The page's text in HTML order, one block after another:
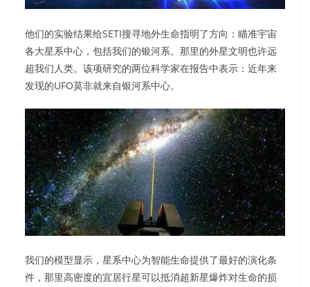
他们的实验结果给SETI搜寻地外生命指明了方向：瞄准宇宙
各大星系中心，包括我们的银河系。那里的外星文明也许远
超我们人类。该项研究的两位科学家在报告中表示：近年来
发现的UFO莫非就来自银河系中心。
我们的模型显示，星系中心为智能生命提供了最好的演化条
件，那里高密度的宜居行星可以抵消超新星爆炸对生命的损